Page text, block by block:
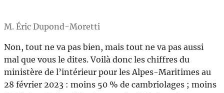
M. Éric Dupond-Moretti
Non, tout ne va pas bien, mais tout ne va pas aussi
mal que vous le dites. Voilà donc les chiffres du
ministère de l’intérieur pour les Alpes-Maritimes au
28 février 2023 : moins 50 % de cambriolages ; moins